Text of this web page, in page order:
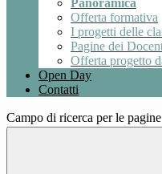
Panoramica
Offerta formativa
I progetti delle
Pagine dei
Offerta progetto
Open Day
Contatti
Campo di ricerca per le